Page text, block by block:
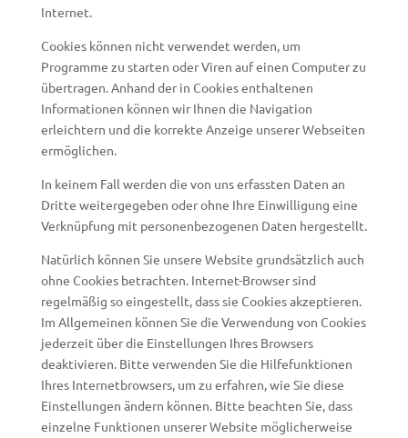
Internet.
Cookies können nicht verwendet werden, um
Programme zu starten oder Viren auf einen Computer zu
übertragen. Anhand der in Cookies enthaltenen
Informationen können wir Ihnen die Navigation
erleichtern und die korrekte Anzeige unserer Webseiten
ermöglichen.
In keinem Fall werden die von uns erfassten Daten an
Dritte weitergegeben oder ohne Ihre Einwilligung eine
Verknüpfung mit personenbezogenen Daten hergestellt.
Natürlich können Sie unsere Website grundsätzlich auch
ohne Cookies betrachten. Internet-Browser sind
regelmäßig so eingestellt, dass sie Cookies akzeptieren.
Im Allgemeinen können Sie die Verwendung von Cookies
jederzeit über die Einstellungen Ihres Browsers
deaktivieren. Bitte verwenden Sie die Hilfefunktionen
Ihres Internetbrowsers, um zu erfahren, wie Sie diese
Einstellungen ändern können. Bitte beachten Sie, dass
einzelne Funktionen unserer Website möglicherweise